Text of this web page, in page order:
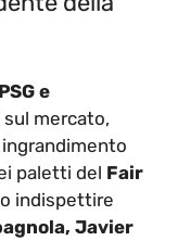
PSG e
mercato,
paletti del Fair
indispettire
Javier